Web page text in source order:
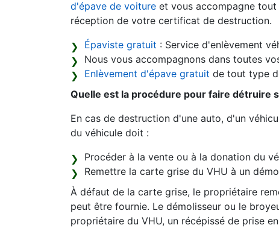
d'épave de voiture et vous accompagne tout
réception de votre certificat de destruction.
Épaviste gratuit : Service d'enlèvement
Nous vous accompagnons dans toutes
Enlèvement d'épave gratuit de tout type
Quelle est la procédure pour faire détruire
En cas de destruction d'une auto, d'un
du véhicule doit :
Procéder à la vente ou à la donation du
Remettre la carte grise du VHU à un
À défaut de la carte grise, le propriétaire
peut être fournie. Le démolisseur ou le
propriétaire du VHU, un récépissé de prise